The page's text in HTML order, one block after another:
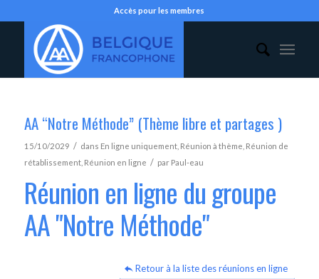
Accès pour les membres
AA “Notre Méthode” (Thème libre et partages )
15/10/2029 / dans En ligne uniquement, Réunion à thème Réunion de
rétablissement, Réunion en ligne / par Paul-eau
Réunion en ligne du groupe
AA "Notre Méthode"
Retour à la liste des réunions en ligne